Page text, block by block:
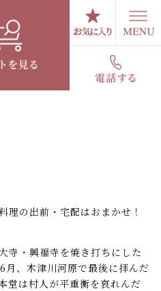
ブログ
理の出前・宅配はおまかせ！
寺・興福寺を焼き打ちにした
月、木津川河原で最後に拝んだ
堂は村人が平重衡を哀れんだ